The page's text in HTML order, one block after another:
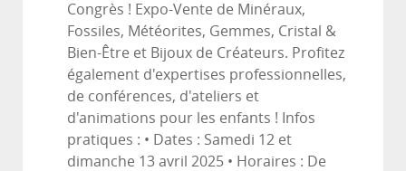
Congrès ! Expo-Vente de Minéraux,
Fossiles, Météorites, Gemmes, Cristal &
Bien-Être et Bijoux de Créateurs. Profitez
également d'expertises professionnelles,
de conférences, d'ateliers et
d'animations pour les enfants ! Infos
pratiques : • Dates : Samedi 12 et
dimanche 13 avril 2025 • Horaires : De